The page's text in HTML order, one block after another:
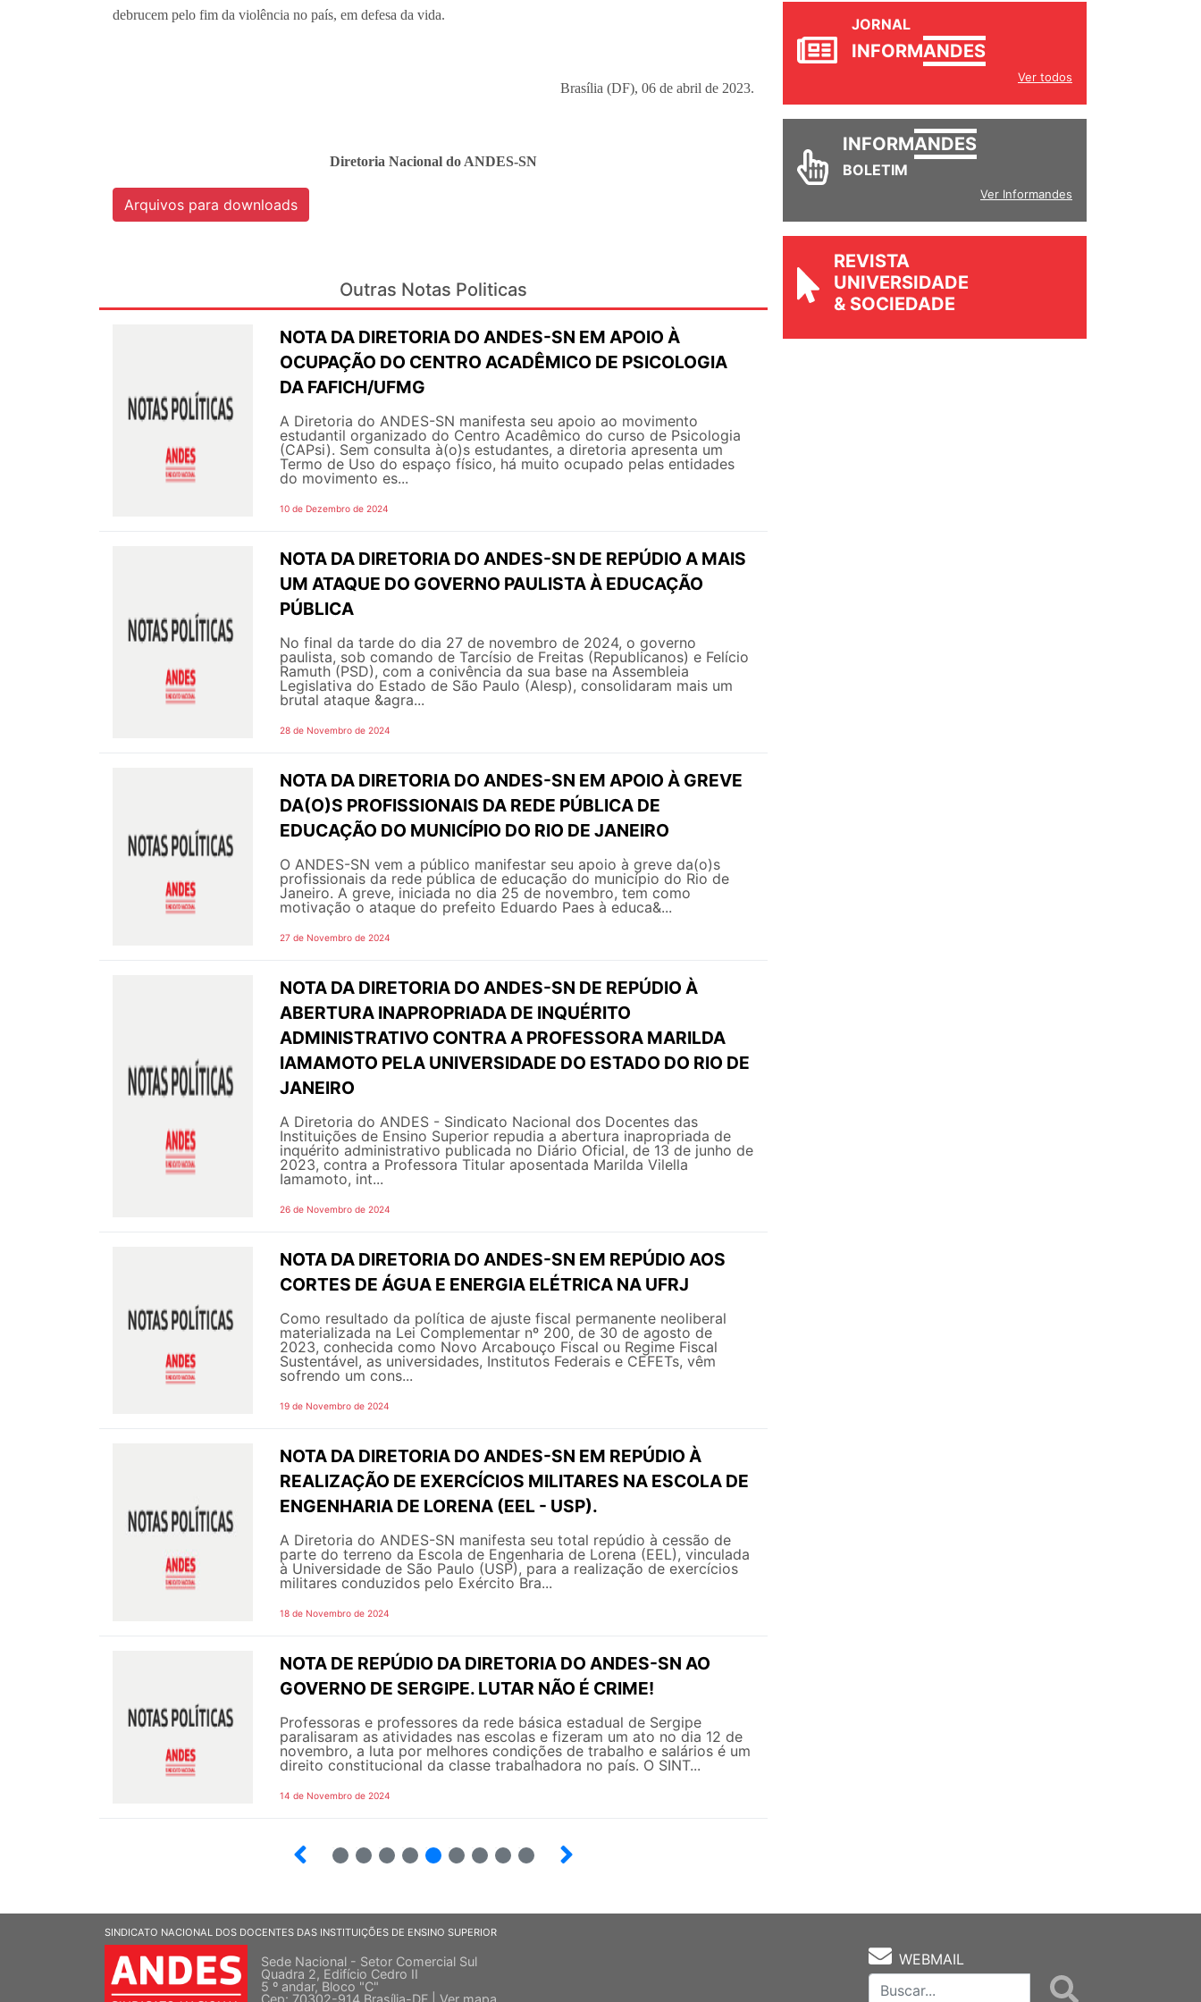
debrucem pelo fim da violência no país, em defesa da vida.
Brasília (DF), 06 de abril de 2023.
Diretoria Nacional do ANDES-SN
Arquivos para downloads
Outras Notas Politicas
NOTA DA DIRETORIA DO ANDES-SN EM APOIO À
OCUPAÇÃO DO CENTRO ACADÊMICO DE PSICOLOGIA
DA FAFICH/UFMG
A Diretoria do ANDES-SN manifesta seu apoio ao movimento
estudantil organizado do Centro Acadêmico do curso de Psicologia
(CAPsi). Sem consulta à(o)s estudantes, a diretoria apresenta um
Termo de Uso do espaço físico, há muito ocupado pelas entidades
do movimento es...
10 de Dezembro de 2024
NOTA DA DIRETORIA DO ANDES-SN DE REPÚDIO A MAIS
UM ATAQUE DO GOVERNO PAULISTA À EDUCAÇÃO
PÚBLICA
No final da tarde do dia 27 de novembro de 2024, o governo
paulista, sob comando de Tarcísio de Freitas (Republicanos) e Felício
Ramuth (PSD), com a conivência da sua base na Assembleia
Legislativa do Estado de São Paulo (Alesp​), consolidaram mais um
brutal ataque &agra...
28 de Novembro de 2024
NOTA DA DIRETORIA DO ANDES-SN EM APOIO À GREVE
DA(O)S PROFISSIONAIS DA REDE PÚBLICA DE
EDUCAÇÃO DO MUNICÍPIO DO RIO DE JANEIRO
O ANDES-SN vem a público manifestar seu apoio à greve da(o)s
profissionais da rede pública de educação do município do Rio de
Janeiro. A greve, iniciada no dia 25 de novembro, tem como
motivação o ataque do prefeito Eduardo Paes à educa&...
27 de Novembro de 2024
NOTA DA DIRETORIA DO ANDES-SN DE REPÚDIO À
ABERTURA INAPROPRIADA DE INQUÉRITO
ADMINISTRATIVO CONTRA A PROFESSORA MARILDA
IAMAMOTO PELA UNIVERSIDADE DO ESTADO DO RIO DE
JANEIRO
A Diretoria do ANDES - Sindicato Nacional dos Docentes das
Instituições de Ensino Superior repudia a abertura inapropriada de
inquérito administrativo publicada no Diário Oficial, de 13 de junho de
2023, contra a Professora Titular aposentada Marilda Vilella
Iamamoto, int...
26 de Novembro de 2024
NOTA DA DIRETORIA DO ANDES-SN EM REPÚDIO AOS
CORTES DE ÁGUA E ENERGIA ELÉTRICA NA UFRJ
Como resultado da política de ajuste fiscal permanente neoliberal
materializada na Lei Complementar nº 200, de 30 de agosto de
2023, conhecida como Novo Arcabouço Fiscal ou Regime Fiscal
Sustentável, as universidades, Institutos Federais e CEFETs, vêm
sofrendo um cons...
19 de Novembro de 2024
NOTA DA DIRETORIA DO ANDES-SN EM REPÚDIO À
REALIZAÇÃO DE EXERCÍCIOS MILITARES NA ESCOLA DE
ENGENHARIA DE LORENA (EEL - USP).
A Diretoria do ANDES-SN manifesta seu total repúdio à cessão de
parte do terreno da Escola de Engenharia de Lorena (EEL), vinculada
à Universidade de São Paulo (USP), para a realização de exercícios
militares conduzidos pelo Exército Bra...
18 de Novembro de 2024
NOTA DE REPÚDIO DA DIRETORIA DO ANDES-SN AO
GOVERNO DE SERGIPE. LUTAR NÃO É CRIME!
Professoras e professores da rede básica estadual de Sergipe
paralisaram as atividades nas escolas e fizeram um ato no dia 12 de
novembro, a luta por melhores condições de trabalho e salários é um
direito constitucional da classe trabalhadora no país. O SINT...
14 de Novembro de 2024
JORNAL
INFORMANDES
Ver todos
INFORMANDES
BOLETIM
Ver Informandes
REVISTA
UNIVERSIDADE
& SOCIEDADE
SINDICATO NACIONAL DOS DOCENTES DAS INSTITUIÇÕES DE ENSINO SUPERIOR
Sede Nacional - Setor Comercial Sul
Quadra 2, Edifício Cedro II
5 º andar, Bloco "C"
Cep: 70302-914 Brasília-DF | Ver mapa
WEBMAIL